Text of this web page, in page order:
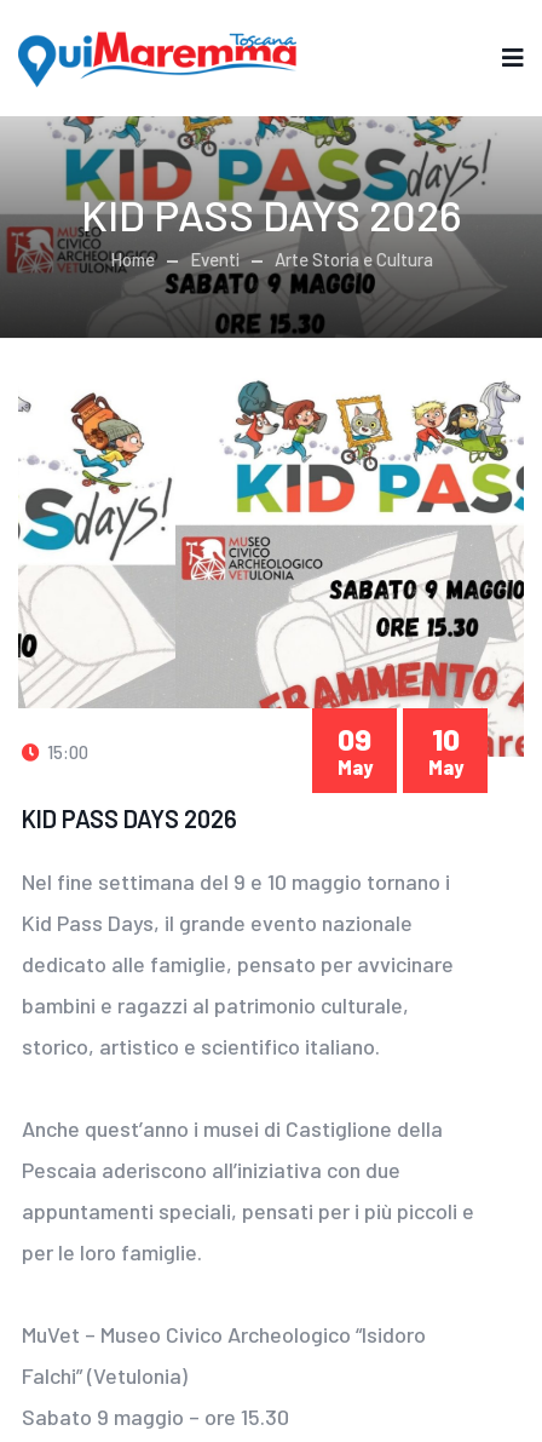
KID PASS DAYS 2026
Home Eventi Arte Storia e Cultura
15:00
KID PASS DAYS 2026
Nel fine settimana del 9 e 10 maggio tornano i
Kid Pass Days, il grande evento nazionale
dedicato alle famiglie, pensato per avvicinare
bambini e ragazzi al patrimonio culturale,
storico, artistico e scientifico italiano.
Anche quest’anno i musei di Castiglione della
Pescaia aderiscono all’iniziativa con due
appuntamenti speciali, pensati per i più piccoli e
per le loro famiglie.
MuVet – Museo Civico Archeologico “Isidoro
Falchi” (Vetulonia)
Sabato 9 maggio – ore 15.30
09
May
10
May